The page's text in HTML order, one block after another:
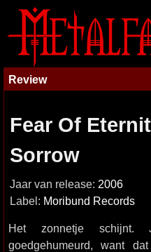
Review
Fear Of
Sorrow
Jaar van release: 2006
Label: Moribund Records
Het zonnetje schijnt.
goedgehumeurd, want